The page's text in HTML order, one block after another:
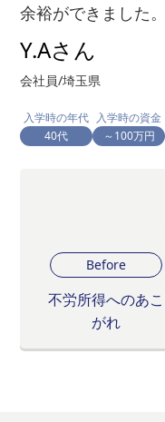
余裕ができました。
Y.Aさん
会社員/埼玉県
入学時の年代
40代
入学時の資金
～100万円
Before
不労所得へのあこ
がれ